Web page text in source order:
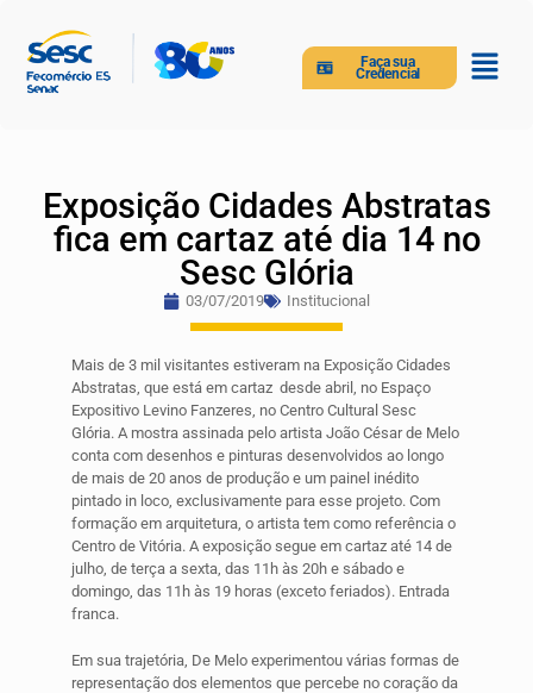
Faça sua
Credencial
Exposição Cidades Abstratas
fica em cartaz até dia 14 no
Sesc Glória
03/07/2019 Institucional
Mais de 3 mil visitantes estiveram na Exposição Cidades
Abstratas, que está em cartaz desde abril, no Espaço
Expositivo Levino Fanzeres, no Centro Cultural Sesc
Glória. A mostra assinada pelo artista João César de Melo
conta com desenhos e pinturas desenvolvidos ao longo
de mais de 20 anos de produção e um painel inédito
pintado in loco, exclusivamente para esse projeto. Com
formação em arquitetura, o artista tem como referência o
Centro de Vitória. A exposição segue em cartaz até 14 de
julho, de terça a sexta, das 11h às 20h e sábado e
domingo, das 11h às 19 horas (exceto feriados). Entrada
franca.
Em sua trajetória, De Melo experimentou várias formas de
representação dos elementos que percebe no coração da